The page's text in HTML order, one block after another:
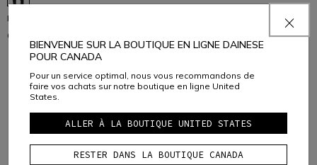
DRAKE 2 AIR TEX PANTS WMN
C$ 515
1
BIENVENUE SUR LA BOUTIQUE EN LIGNE DAINESE
POUR CANADA
Pour un service optimal, nous vous recommandons de
faire vos achats sur notre boutique en ligne United
States.
ALLER À LA BOUTIQUE UNITED STATES
RESTER DANS LA BOUTIQUE CANADA